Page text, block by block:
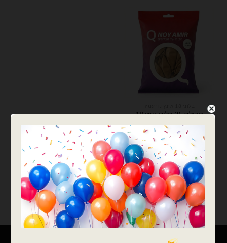
חבילת 25 בלוני גומי 18
אינצ' coco
41.00
כמות של חבילת 25 בלוני גומי 18 אינצ' coco
הוספה לסל